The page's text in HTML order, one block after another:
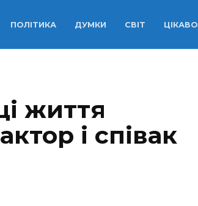
ПОЛІТИКА ДУМКИ СВІТ ЦІКАВО
життя
і співак